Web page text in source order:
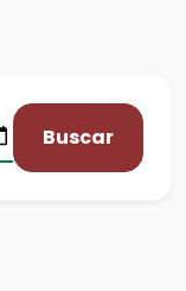
Buscar